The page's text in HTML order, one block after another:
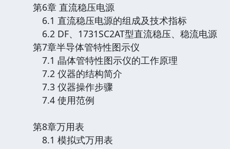
第6章 直流稳压电源
6.1 直流稳压电源的组成及技术指标
6.2 DF、1731SC2AT型直流稳压、稳流电源
第7章半导体管特性图示仪
7.1 晶体管特性图示仪的工作原理
7.2 仪器的结构简介
7.3 仪器操作步骤
7.4 使用范例
第8章万用表
8.1 模拟式万用表